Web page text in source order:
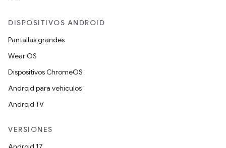
DISPOSITIVOS ANDROID
Pantallas grandes
Wear OS
Dispositivos ChromeOS
Android para vehículos
Android TV
VERSIONES